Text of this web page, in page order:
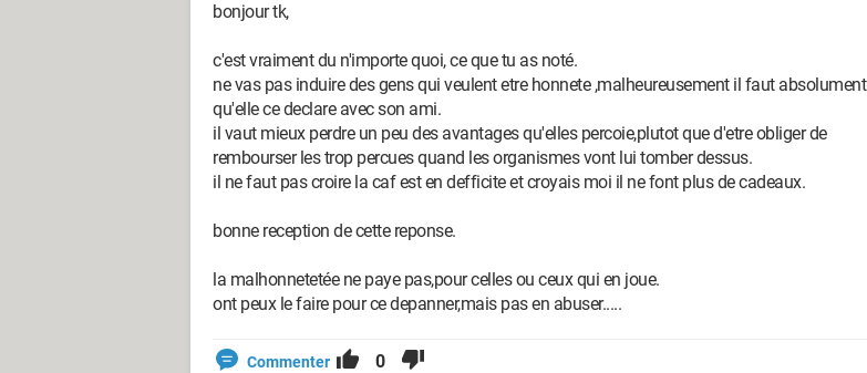
bonjour tk,
c'est vraiment du n'importe quoi, ce que tu as noté.
ne vas pas induire des gens qui veulent etre honnete ,malheureusement il faut absolument
qu'elle ce declare avec son ami.
il vaut mieux perdre un peu des avantages qu'elles percoie,plutot que d'etre obliger de
rembourser les trop percues quand les organismes vont lui tomber dessus.
il ne faut pas croire la caf est en defficite et croyais moi il ne font plus de cadeaux.
bonne reception de cette reponse.
la malhonnetetée ne paye pas,pour celles ou ceux qui en joue.
ont peux le faire pour ce depanner,mais pas en abuser.....
Commenter 0